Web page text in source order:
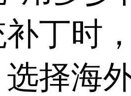
丁时
择海